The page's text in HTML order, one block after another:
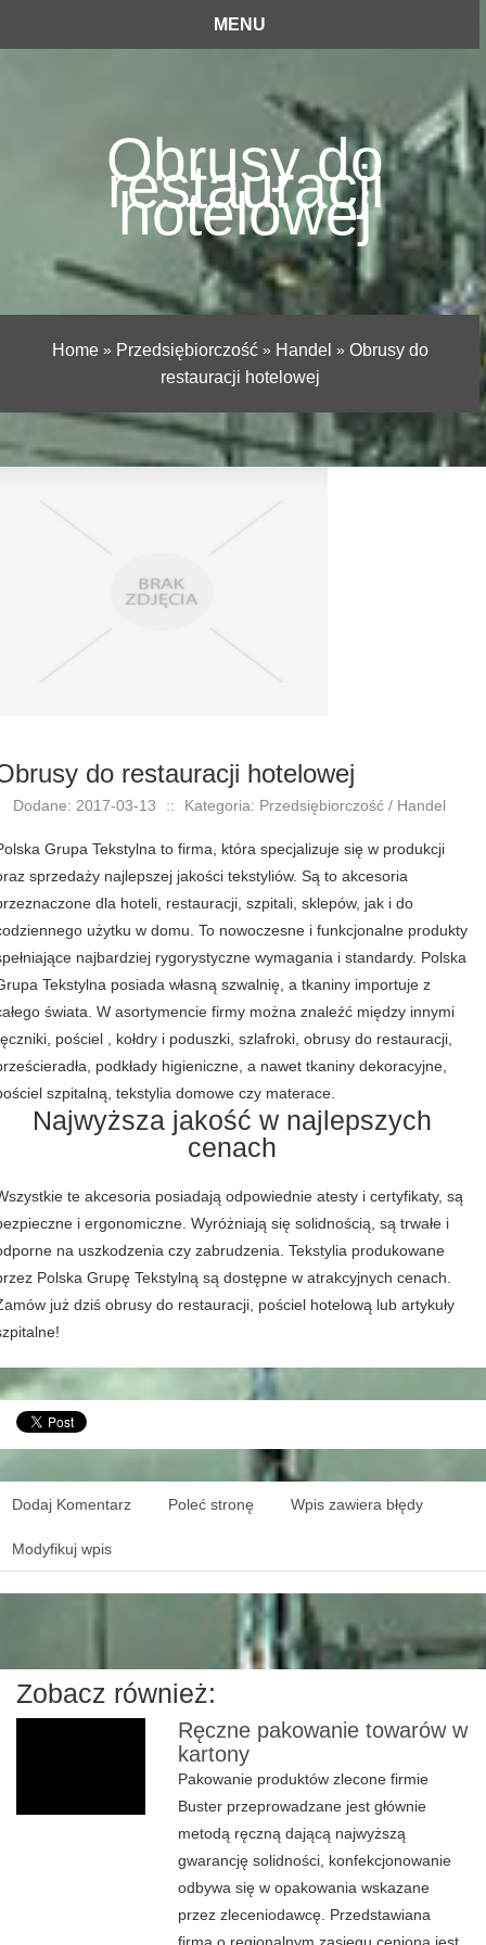
MENU
Obrusy do
restauracji
hotelowej
Home» Przedsiębiorczość» Handel » Obrusy do
restauracji hotelowej
do restauracji hotelowej
Dodane: 2017-03-13 :: Kategoria: Przedsiębiorczość / Handel
Grupa Tekstylna to firma, która specjalizuje się w produkcji
sprzedaży najlepszej jakości tekstyliów. Są to akcesoria
dla hoteli, restauracji, szpitali, sklepów, jak i do
użytku w domu. To nowoczesne i funkcjonalne produkty
najbardziej rygorystyczne wymagania i standardy. Polska
Tekstylna posiada własną szwalnię, a tkaniny importuje z
świata. W asortymencie firmy można znaleźć między innymi
pościel , kołdry i poduszki, szlafroki, obrusy do restauracji,
podkłady higieniczne, a nawet tkaniny dekoracyjne,
szpitalną, tekstylia domowe czy materace.
Najwyższa jakość w najlepszych
cenach
te akcesoria posiadają odpowiednie atesty i certyfikaty, są
i ergonomiczne. Wyróżniają się solidnością, są trwałe i
na uszkodzenia czy zabrudzenia. Tekstylia produkowane
Polska Grupę Tekstylną są dostępne w atrakcyjnych cenach.
już dziś obrusy do restauracji, pościel hotelową lub artykuły
Dodaj Komentarz Poleć stronę Wpis zawiera błędy
Modyfikuj wpis
Zobacz również:
Ręczne pakowanie towarów w
kartony
Pakowanie produktów zlecone firmie
Buster przeprowadzane jest głównie
metodą ręczną dającą najwyższą
gwarancję solidności, konfekcjonowanie
odbywa się w opakowania wskazane
przez zleceniodawcę. Przedstawiana